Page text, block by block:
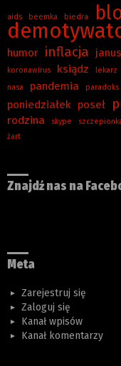
aids beemka biedra
humor inflacja
koronawirus ksiądz lekarz
nasa pandemia paradoks
poniedziałek poseł
rodzina skype
żart
Znajdź nas na
Meta
Zarejestruj się
Zaloguj się
Kanał wpisów
Kanał komentarzy